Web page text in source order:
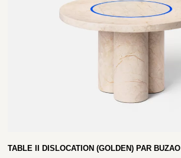
TABLE II DISLOCATION (GOLDEN) PAR BUZAO